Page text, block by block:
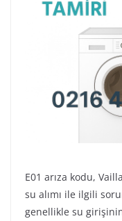
E01 arıza kodu,
su alımı ile ilgili
genellikle su